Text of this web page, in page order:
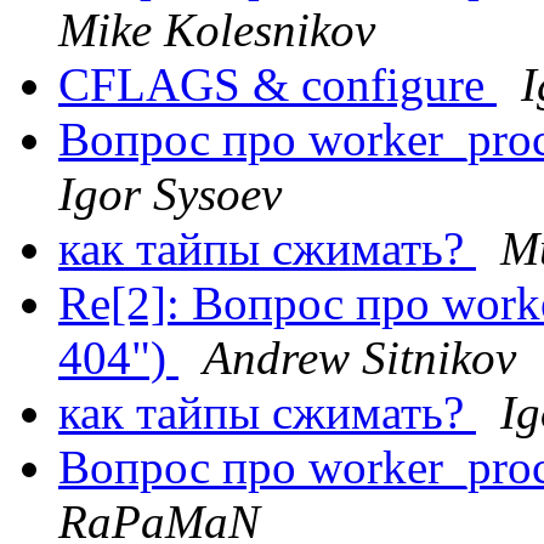
Mike Kolesnikov
CFLAGS & configure
Вопрос про
Igor Sysoev
как тайпы сжимать?
Re[2]: Вопрос про
404")
Andrew Sitnikov
как тайпы сжимать?
Вопрос про
RaPaMaN